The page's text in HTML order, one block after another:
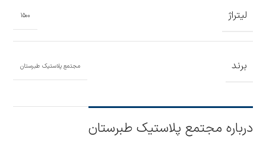
لیتراژ 1500
برند مجتمع پلاستیک طبرستان
درباره مجتمع پلاستیک طبرستان